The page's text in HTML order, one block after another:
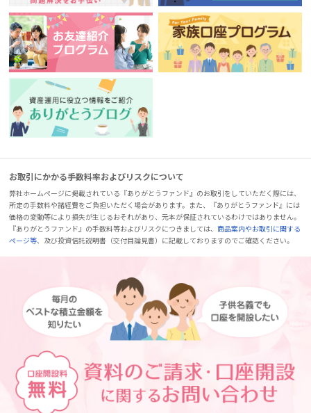
お取引にかかる手数料率およびリスクについて
弊社ホームページに掲載されている『ありがとうファンド』のお取引をしていただく際には、
所定の手数料や諸経費をご負担いただく場合があります。また、『ありがとうファンド』には
価格の変動等により損失が生じるおそれがあり、元本が保証されているわけではありません。
『ありがとうファンド』の手数料等およびリスクにつきましては、商品案内やお取引に関する
ページ等、及び投資信託説明書（交付目論見書）に記載しておりますのでご確認ください。